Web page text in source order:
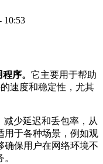
10:53
序。 它主要用于帮助
速度和稳定性，尤其
减少延迟和丢包率，从
用于各种场景，例如观
确保用户在网络环境不